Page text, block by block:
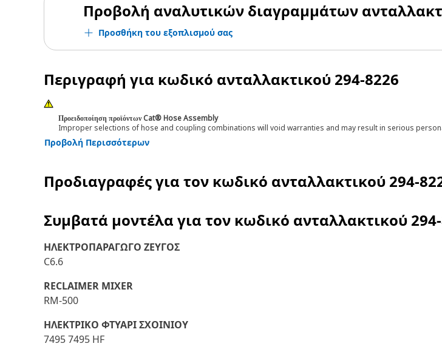
Προβολή αναλυτικών διαγραμμάτων
Προσθήκη του εξοπλισμού σας
Περιγραφή για κωδικό ανταλλακτικού 294-8226
Προειδοποίηση προϊόντων Cat® Hose Assembly
Improper selections of hose and coupling combinations will void warranties and may result in serious
Προβολή Περισσότερων
Προδιαγραφές για τον κωδικό ανταλλακτικού 294-
Συμβατά μοντέλα για τον κωδικό ανταλλακτικού
ΗΛΕΚΤΡΟΠΑΡΑΓΩΓΟ ΖΕΥΓΟΣ
C6.6
RECLAIMER MIXER
RM-500
ΗΛΕΚΤΡΙΚΟ ΦΤΥΑΡΙ ΣΧΟΙΝΙΟΥ
7495 7495 HF